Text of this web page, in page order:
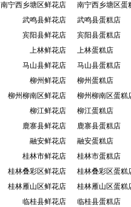
南宁西乡塘区鲜花店
南宁西乡塘区蛋
武鸣县鲜花店
武鸣县蛋糕店
宾阳县鲜花店
宾阳县蛋糕店
上林鲜花店
上林蛋糕店
马山县鲜花店
马山县蛋糕店
柳州鲜花店
柳州蛋糕店
柳州柳南区鲜花店
柳州柳南区蛋糕
柳江鲜花店
柳江蛋糕店
鹿寨县鲜花店
鹿寨县蛋糕店
融安鲜花店
融安蛋糕店
桂林市鲜花店
桂林市蛋糕店
桂林叠彩区鲜花店
桂林叠彩区蛋糕
桂林雁山区鲜花店
桂林雁山区蛋糕
临桂县鲜花店
临桂县蛋糕店